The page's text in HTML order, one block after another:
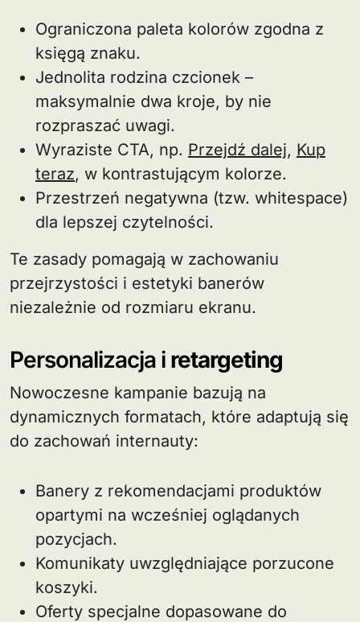
Ograniczona paleta kolorów zgodna z
księgą znaku.
Jednolita rodzina czcionek –
maksymalnie dwa kroje, by nie
rozpraszać uwagi.
Wyraziste CTA, np. Przejdź dalej, Kup
teraz, w kontrastującym kolorze.
Przestrzeń negatywna (tzw. whitespace)
dla lepszej czytelności.
Te zasady pomagają w zachowaniu
przejrzystości i estetyki banerów
niezależnie od rozmiaru ekranu.
Personalizacja i retargeting
Nowoczesne kampanie bazują na
dynamicznych formatach, które adaptują się
do zachowań internauty:
Banery z rekomendacjami produktów
opartymi na wcześniej oglądanych
pozycjach.
Komunikaty uwzględniające porzucone
koszyki.
Oferty specjalne dopasowane do